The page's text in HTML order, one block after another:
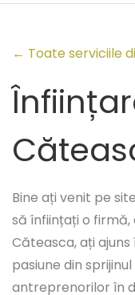
← Toate serviciile
Bine ați venit pe
să înființați o
Căteasca, ați
pasiune din
antreprenorilor în